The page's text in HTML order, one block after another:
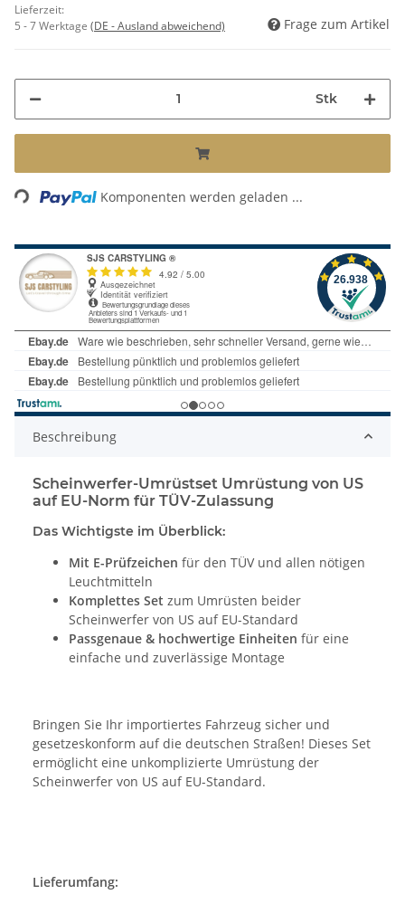
Lieferzeit:
5 - 7 Werktage (DE - Ausland abweichend) Frage zum Artikel
Stk
Loading... Komponenten werden geladen ...
Beschreibung
Scheinwerfer-Umrüstset Umrüstung von US
auf EU-Norm für TÜV-Zulassung
Das Wichtigste im Überblick:
Mit E-Prüfzeichen für den TÜV und allen nötigen
Leuchtmitteln
Komplettes Set zum Umrüsten beider
Scheinwerfer von US auf EU-Standard
Passgenaue & hochwertige Einheiten für eine
einfache und zuverlässige Montage
Bringen Sie Ihr importiertes Fahrzeug sicher und
gesetzeskonform auf die deutschen Straßen! Dieses Set
ermöglicht eine unkomplizierte Umrüstung der
Scheinwerfer von US auf EU-Standard.
Lieferumfang: